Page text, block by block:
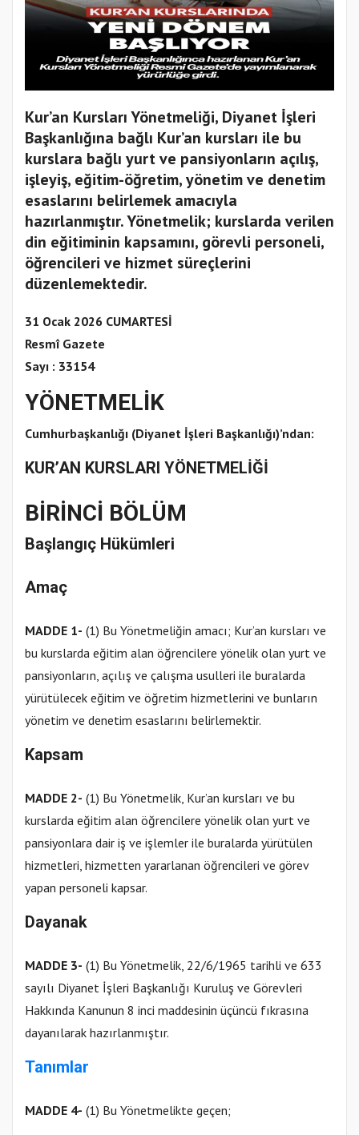
Kur’an Kursları Yönetmeliği, Diyanet İşleri
Başkanlığına bağlı Kur’an kursları ile bu
kurslara bağlı yurt ve pansiyonların açılış,
işleyiş, eğitim-öğretim, yönetim ve denetim
esaslarını belirlemek amacıyla
hazırlanmıştır. Yönetmelik; kurslarda verilen
din eğitiminin kapsamını, görevli personeli,
öğrencileri ve hizmet süreçlerini
düzenlemektedir.
31 Ocak 2026 CUMARTESİ
Resmî Gazete
Sayı : 33154
YÖNETMELİK
Cumhurbaşkanlığı (Diyanet İşleri Başkanlığı)’ndan:
KUR’AN KURSLARI YÖNETMELİĞİ
BİRİNCİ BÖLÜM
Başlangıç Hükümleri
Amaç
MADDE 1- (1) Bu Yönetmeliğin amacı; Kur’an kursları ve
bu kurslarda eğitim alan öğrencilere yönelik olan yurt ve
pansiyonların, açılış ve çalışma usulleri ile buralarda
yürütülecek eğitim ve öğretim hizmetlerini ve bunların
yönetim ve denetim esaslarını belirlemektir.
Kapsam
MADDE 2- (1) Bu Yönetmelik, Kur’an kursları ve bu
kurslarda eğitim alan öğrencilere yönelik olan yurt ve
pansiyonlara dair iş ve işlemler ile buralarda yürütülen
hizmetleri, hizmetten yararlanan öğrencileri ve görev
yapan personeli kapsar.
Dayanak
MADDE 3- (1) Bu Yönetmelik, 22/6/1965 tarihli ve 633
sayılı Diyanet İşleri Başkanlığı Kuruluş ve Görevleri
Hakkında Kanunun 8 inci maddesinin üçüncü fıkrasına
dayanılarak hazırlanmıştır.
Tanımlar
MADDE 4- (1) Bu Yönetmelikte geçen;